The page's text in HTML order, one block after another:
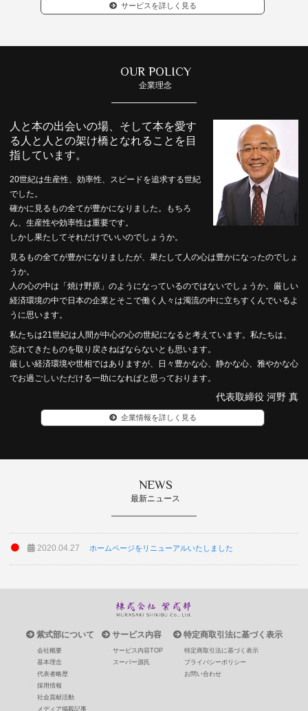
サービスを詳しく見る
OUR POLICY
企業理念
人と本の出会いの場、そして本を愛す
る人と人との架け橋となれることを目
指しています。
20世紀は生産性、効率性、スピードを追求する世紀
でした。
確かに見るもの全てが豊かになりました。もちろ
ん、生産性や効率性は重要です。
しかし果たしてそれだけでいいのでしょうか。
見るもの全てが豊かになりましたが、果たして人の心は豊かになったのでしょ
うか。
人の心の中は「焼け野原」のようになっているのではないでしょうか。厳しい
経済環境の中で日本の企業とそこで働く人々は濁流の中に立ちすくんでいるよ
うに思います。
私たちは21世紀は人間が中心の心の世紀になると考えています。私たちは、
忘れてきたものを取り戻さねばならないとも思います。
厳しい経済環境や世相ではありますが、日々豊かな心、静かな心、雅やかな心
でお過ごしいただける一助になればと思っております。
代表取締役 河野 真
企業情報を詳しく見る
NEWS
最新ニュース
2020.04.27 ホームページをリニューアルいたしました
紫式部について
会社概要
基本理念
代表者略歴
採用情報
社会貢献活動
メディア掲載記事
サービス内容
サービス内容TOP
スーパー源氏
特定商取引法に基づく表示
特定商取引法に基づく表示
プライバシーポリシー
お問い合わせ